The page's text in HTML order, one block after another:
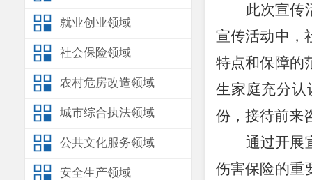
就业创业领域
社会保险领域
农村危房改造领域
城市综合执法领域
公共文化服务领域
安全生产领域
此次宣传
宣传活动中，
特点和保障的
生家庭充分认
份，接待前来
通过开展
伤害保险的重